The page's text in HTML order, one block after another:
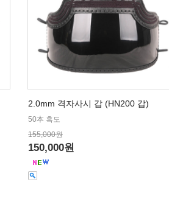
2.0mm 격자사시 갑 (HN200 갑)
50本 흑도
155,000원
150,000원